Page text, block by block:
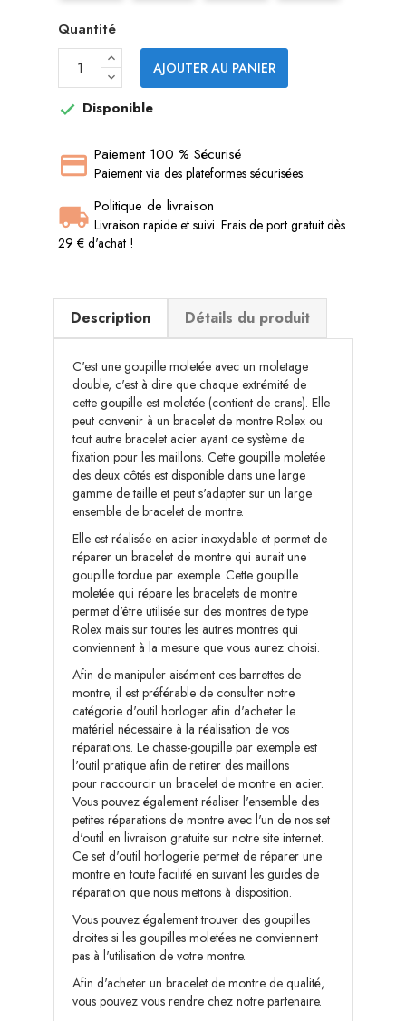
Quantité
AJOUTER AU PANIER
 Disponible
Paiement 100 % Sécurisé
Paiement via des plateformes sécurisées.
Politique de livraison
Livraison rapide et suivi. Frais de port gratuit dès
29 € d'achat !
Description Détails du produit
C'est une goupille moletée avec un moletage
double, c'est à dire que chaque extrémité de
cette goupille est moletée (contient de crans). Elle
peut convenir à un bracelet de montre Rolex ou
tout autre bracelet acier ayant ce système de
fixation pour les maillons. Cette goupille moletée
des deux côtés est disponible dans une large
gamme de taille et peut s'adapter sur un large
ensemble de bracelet de montre.
Elle est réalisée en acier inoxydable et permet de
réparer un bracelet de montre qui aurait une
goupille tordue par exemple. Cette goupille
moletée qui répare les bracelets de montre
permet d'être utilisée sur des montres de type
Rolex mais sur toutes les autres montres qui
conviennent à la mesure que vous aurez choisi.
Afin de manipuler aisément ces barrettes de
montre, il est préférable de consulter notre
catégorie d'outil horloger afin d'acheter le
matériel nécessaire à la réalisation de vos
réparations. Le chasse-goupille par exemple est
l'outil pratique afin de retirer des maillons
pour raccourcir un bracelet de montre en acier.
Vous pouvez également réaliser l'ensemble des
petites réparations de montre avec l'un de nos set
d'outil en livraison gratuite sur notre site internet.
Ce set d'outil horlogerie permet de réparer une
montre en toute facilité en suivant les guides de
réparation que nous mettons à disposition.
Vous pouvez également trouver des goupilles
droites si les goupilles moletées ne conviennent
pas à l'utilisation de votre montre.
Afin d'acheter un bracelet de montre de qualité,
vous pouvez vous rendre chez notre partenaire.